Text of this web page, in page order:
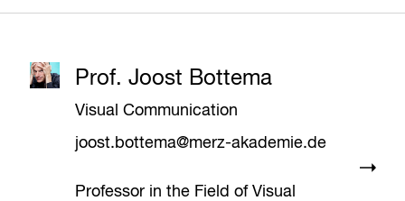
Prof. Joost Bottema
Visual Communication
joost.bottema@merz-akademie.de
Professor in the Field of Visual